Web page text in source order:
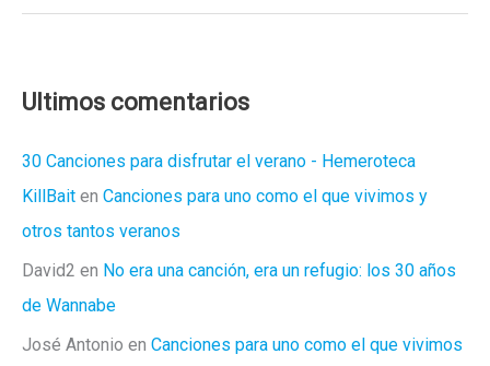
«Ciencia
Arquitectónica»
!
Ultimos comentarios
30 Canciones para disfrutar el verano - Hemeroteca
KillBait en Canciones para uno como el que vivimos y
otros tantos veranos
David2 en No era una canción, era un refugio: los 30 años
de Wannabe
José Antonio en Canciones para uno como el que vivimos